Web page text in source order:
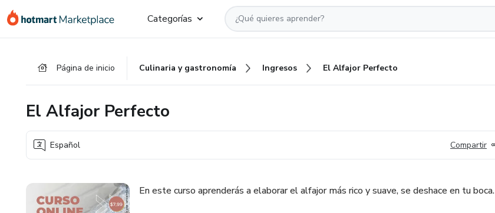
Categorías
Página de inicio Culinaria y gastronomía Ingresos El Alfajor Perfecto
El Alfajor Perfecto
Español Compartir
En este curso aprenderás a elaborar el alfajor más rico y suave, se deshace en tu boca.